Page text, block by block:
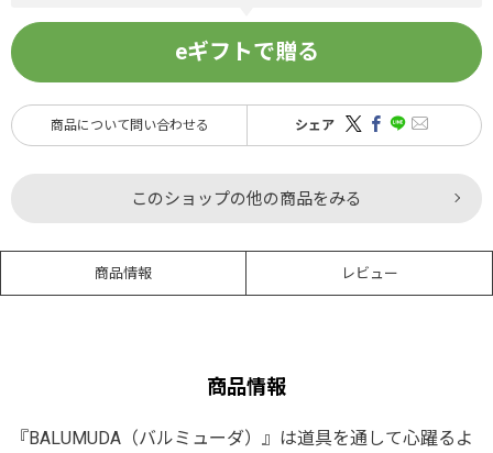
eギフトで贈る
商品について問い合わせる シェア
このショップの他の商品をみる
商品情報 レビュー
商品情報
『BALUMUDA（バルミューダ）』は道具を通して心躍るよ